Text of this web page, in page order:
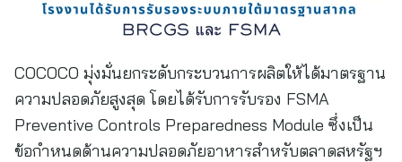
COCOCO มุ่งมั่นยกระดับกระบวนการผลิตให้ได้มาตรฐาน
ความปลอดภัยสูงสุด โดยได้รับการรับรอง FSMA
Preventive Controls Preparedness Module ซึ่งเป็น
ข้อกำหนดด้านความปลอดภัยอาหารสำหรับตลาดสหรัฐฯ